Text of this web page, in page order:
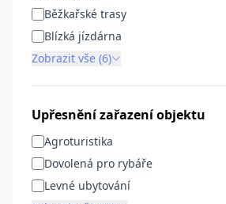
Běžkařské trasy
Blízká jízdárna
Zobrazit vše (6)
Upřesnění zařazení objektu
Agroturistika
Dovolená pro rybáře
Levné ubytování